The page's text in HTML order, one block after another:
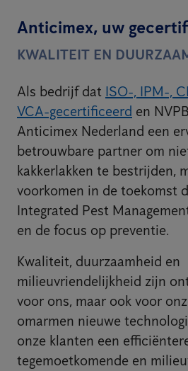
Anticimex, uw
KWALITEIT EN
Als bedrijf dat ISO-, IPM-,
VCA-gecertificeerd en
Anticimex Nederland een
betrouwbare partner om
kakkerlakken te bestrijden,
voorkomen in de toekomst
Integrated Pest
en de focus op preventie.
Kwaliteit, duurzaamheid en
milieuvriendelijkheid zijn
voor ons, maar ook voor
omarmen nieuwe
onze klanten een
tegemoetkomende en